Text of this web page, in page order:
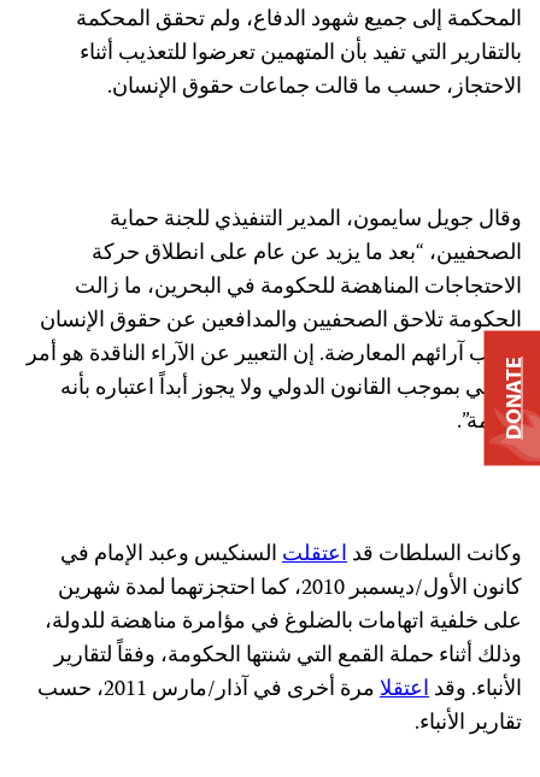
المحكمة إلى جميع شهود الدفاع، ولم تحقق المحكمة
بالتقارير التي تفيد بأن المتهمين تعرضوا للتعذيب أثناء
الاحتجاز، حسب ما قالت جماعات حقوق الإنسان.
وقال جويل سايمون، المدير التنفيذي للجنة حماية
الصحفيين، “بعد ما يزيد عن عام على انطلاق حركة
الاحتجاجات المناهضة للحكومة في البحرين، ما زالت
الحكومة تلاحق الصحفيين والمدافعين عن حقوق الإنسان
بسبب آرائهم المعارضة. إن التعبير عن الآراء الناقدة هو أمر
محمي بموجب القانون الدولي ولا يجوز أبداً اعتباره بأنه
جريمة”.
وكانت السلطات قداعتقلتالسنكيس وعبد الإمام في
كانون الأول/ديسمبر 2010، كما احتجزتهما لمدة شهرين
على خلفية اتهامات بالضلوغ في مؤامرة مناهضة للدولة،
وذلك أثناء حملة القمع التي شنتها الحكومة، وفقاً لتقارير
الأنباء. وقداعتقلا
مرة أخرى في آذار/مارس 2011، حسب
تقارير الأنباء.
DONATE